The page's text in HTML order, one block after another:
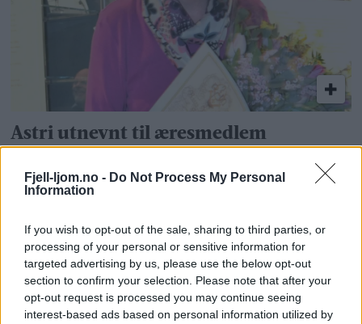
Fjell-ljom.no - Do Not Process My Personal
Information
If you wish to opt-out of the sale, sharing to third parties, or
processing of your personal or sensitive information for
targeted advertising by us, please use the below opt-out
section to confirm your selection. Please note that after your
opt-out request is processed you may continue seeing
interest-based ads based on personal information utilized by
Astri utnevnt til æresmedlem